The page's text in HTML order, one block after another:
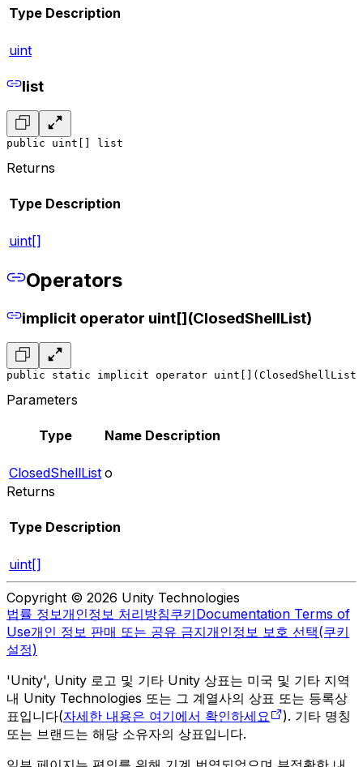
Type Description
uint
list
public uint[] list
Returns
Type Description
uint[]
Operators
implicit operator uint[](ClosedShellList)
public static implicit operator uint[](ClosedShellList
Parameters
Type Name Description
ClosedShellList o
Returns
Type Description
uint[]
Copyright © 2026 Unity Technologies
법률 정보개인정보 처리방침쿠키Documentation Terms of
Use개인 정보 판매 또는 공유 금지개인정보 보호 선택(쿠키
설정)
'Unity', Unity 로고 및 기타 Unity 상표는 미국 및 기타 지역
내 Unity Technologies 또는 그 계열사의 상표 또는 등록상
표입니다(자세한 내용은 여기에서 확인하세요
). 기타 명칭
또는 브랜드는 해당 소유자의 상표입니다.